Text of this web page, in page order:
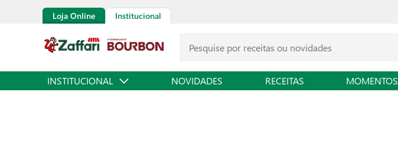
Loja Online Institucional
INSTITUCIONAL NOVIDADES RECEITAS MOMENTOS